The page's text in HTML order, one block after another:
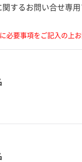
するお問い合せ専用
必要事項をご記入の上お